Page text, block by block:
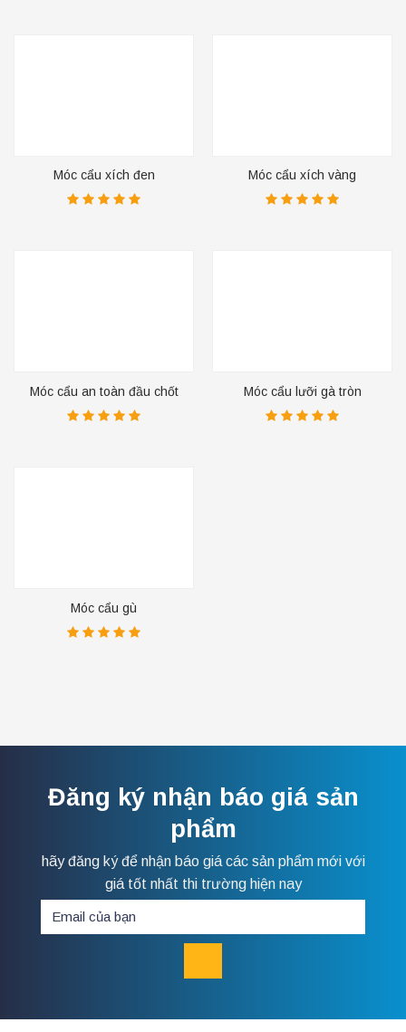
Móc cẩu xích đen Móc cẩu xích vàng
Móc cẩu an toàn đầu chốt Móc cẩu lưỡi gà tròn
Móc cẩu gù
Đăng ký nhận báo giá sản
phẩm
hãy đăng ký để nhận báo giá các sản phẩm mới với
giá tốt nhất thi trường hiện nay